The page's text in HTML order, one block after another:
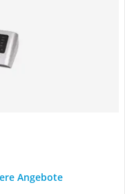
Angebote